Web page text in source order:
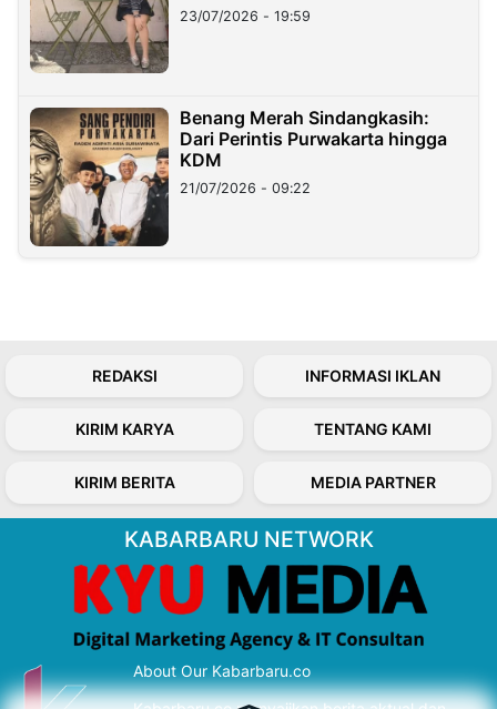
23/07/2026 - 19:59
Benang Merah Sindangkasih:
Dari Perintis Purwakarta hingga
KDM
21/07/2026 - 09:22
REDAKSI INFORMASI IKLAN
KIRIM KARYA TENTANG KAMI
KIRIM BERITA MEDIA PARTNER
KABARBARU NETWORK
About Our Kabarbaru.co